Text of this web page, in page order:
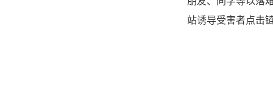
站诱导受害者点击